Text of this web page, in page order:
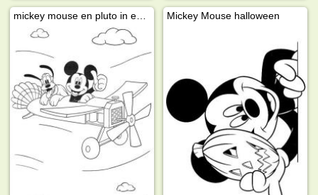
Mickey Mouse halloween